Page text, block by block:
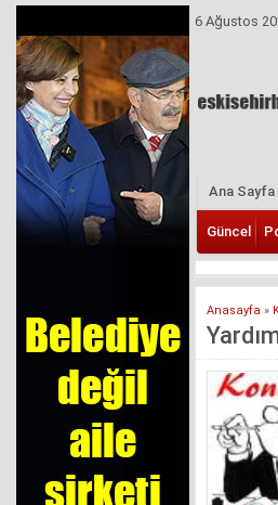
6 Ağustos
Ana Sayfa
Güncel
Anasayfa »